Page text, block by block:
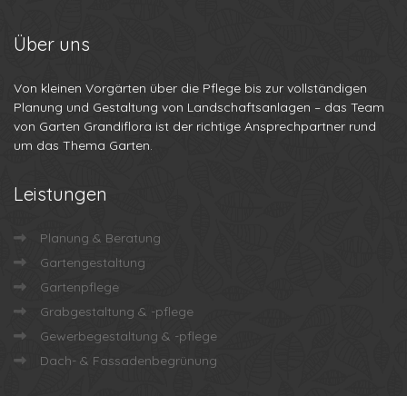
Über uns
Von kleinen Vorgärten über die Pflege bis zur vollständigen
Planung und Gestaltung von Landschaftsanlagen – das Team
von Garten Grandiflora ist der richtige Ansprechpartner rund
um das Thema Garten.
Leistungen
Planung & Beratung
Gartengestaltung
Gartenpflege
Grabgestaltung & -pflege
Gewerbegestaltung & -pflege
Dach- & Fassadenbegrünung